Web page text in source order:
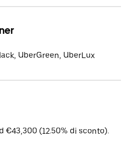
UberGreen, UberLux
€43,300 (12.50% di sconto).